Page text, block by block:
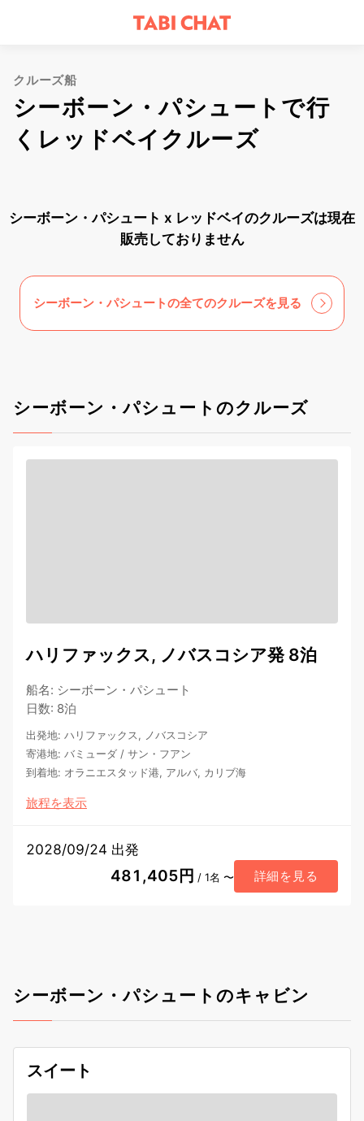
クルーズ船
シーボーン・パシュートで行
くレッドベイクルーズ
シーボーン・パシュート x レッドベイのクルーズは現在
販売しておりません
シーボーン・パシュートの全てのクルーズを見る
シーボーン・パシュートのクルーズ
ハリファックス, ノバスコシア発 8泊
船名: シーボーン・パシュート
日数: 8泊
出発地: ハリファックス, ノバスコシア
寄港地: バミューダ / サン・フアン
到着地: オラニエスタッド港, アルバ, カリブ海
旅程を表示
2028/09/24 出発
481,405円 / 1名 〜 詳細を見る
シーボーン・パシュートのキャビン
スイート